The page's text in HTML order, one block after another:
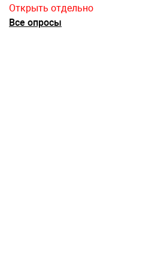
Открыть отдельно
Все опросы